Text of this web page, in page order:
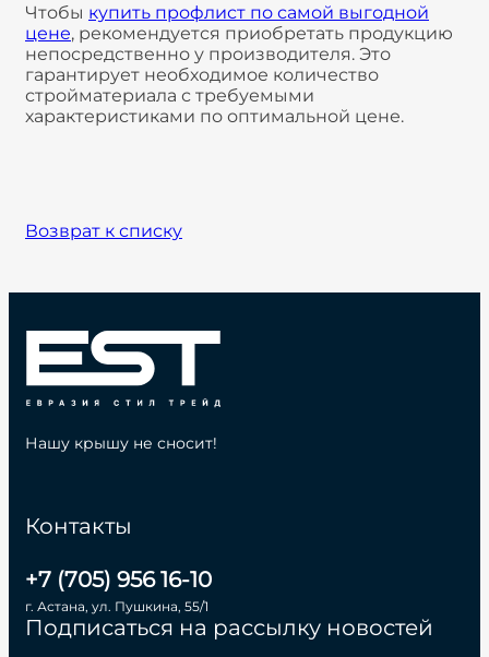
Чтобы купить профлист по самой выгодной
цене, рекомендуется приобретать продукцию
непосредственно у производителя. Это
гарантирует необходимое количество
стройматериала с требуемыми
характеристиками по оптимальной цене.
Возврат к списку
Контакты
+7 (705) 956 16-10
г. Астана, ул. Пушкина, 55/1
Подписаться на рассылку новостей
Нашу крышу не сносит!